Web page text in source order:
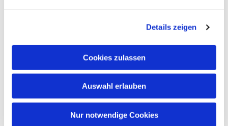
Details zeigen
Cookies zulassen
Auswahl erlauben
Nur notwendige Cookies